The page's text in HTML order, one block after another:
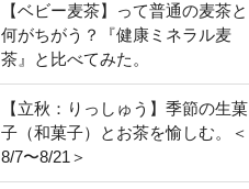
【ベビー麦茶】って普通の麦茶と
何がちがう？『健康ミネラル麦
茶』と比べてみた。
【立秋：りっしゅう】季節の生菓
子（和菓子）とお茶を愉しむ。＜
8/7〜8/21＞